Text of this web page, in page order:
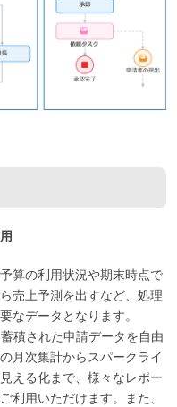
算の利用状況や期末時点で
売上予測を出すなど、処理
なデータとなります。
積された申請データを自由
月次集計からスパークライ
える化まで、様々なレポー
利用いただけます。また、